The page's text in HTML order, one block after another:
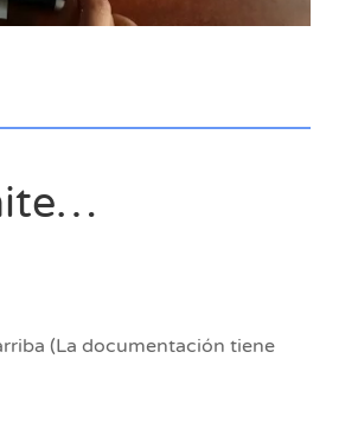
(La documentación tiene